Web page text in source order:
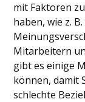
mit Faktoren
haben, wie z.
Mitarbeitern
gibt es einige
können, damit
schlechte